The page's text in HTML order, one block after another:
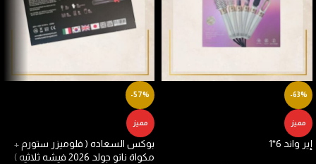
-63%
مميز
إير واند 6*1
-57%
مميز
بوكس السعاده ( فلوميزر ستورم +
مكواة نانو جولد 2026 فيشه ثلاثيه )